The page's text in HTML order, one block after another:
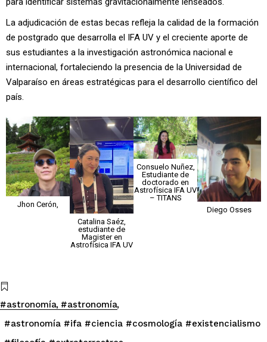
La adjudicación de estas becas refleja la calidad de la formación
de postgrado que desarrolla el IFA UV y el creciente aporte de
sus estudiantes a la investigación astronómica nacional e
internacional, fortaleciendo la presencia de la Universidad de
Valparaíso en áreas estratégicas para el desarrollo científico del
país.
Jhon Cerón,
Catalina Saéz,
estudiante de
Magister en
Astrofísica IFA UV
Consuelo Nuñez,
Estudiante de
doctorado en
Astrofísica IFA UV
– TITANS
Diego Osses
#astronomía #astronomía
#astronomía #ifa #ciencia #cosmología #existencialismo